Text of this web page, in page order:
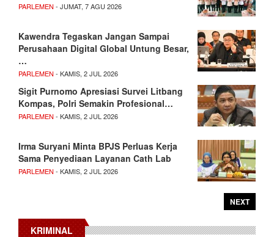
PARLEMEN - JUMAT, 7 AGU 2026
Kawendra Tegaskan Jangan Sampai
Perusahaan Digital Global Untung Besar,
…
PARLEMEN - KAMIS, 2 JUL 2026
Sigit Purnomo Apresiasi Survei Litbang
Kompas, Polri Semakin Profesional…
PARLEMEN - KAMIS, 2 JUL 2026
Irma Suryani Minta BPJS Perluas Kerja
Sama Penyediaan Layanan Cath Lab
PARLEMEN - KAMIS, 2 JUL 2026
NEXT
KRIMINAL